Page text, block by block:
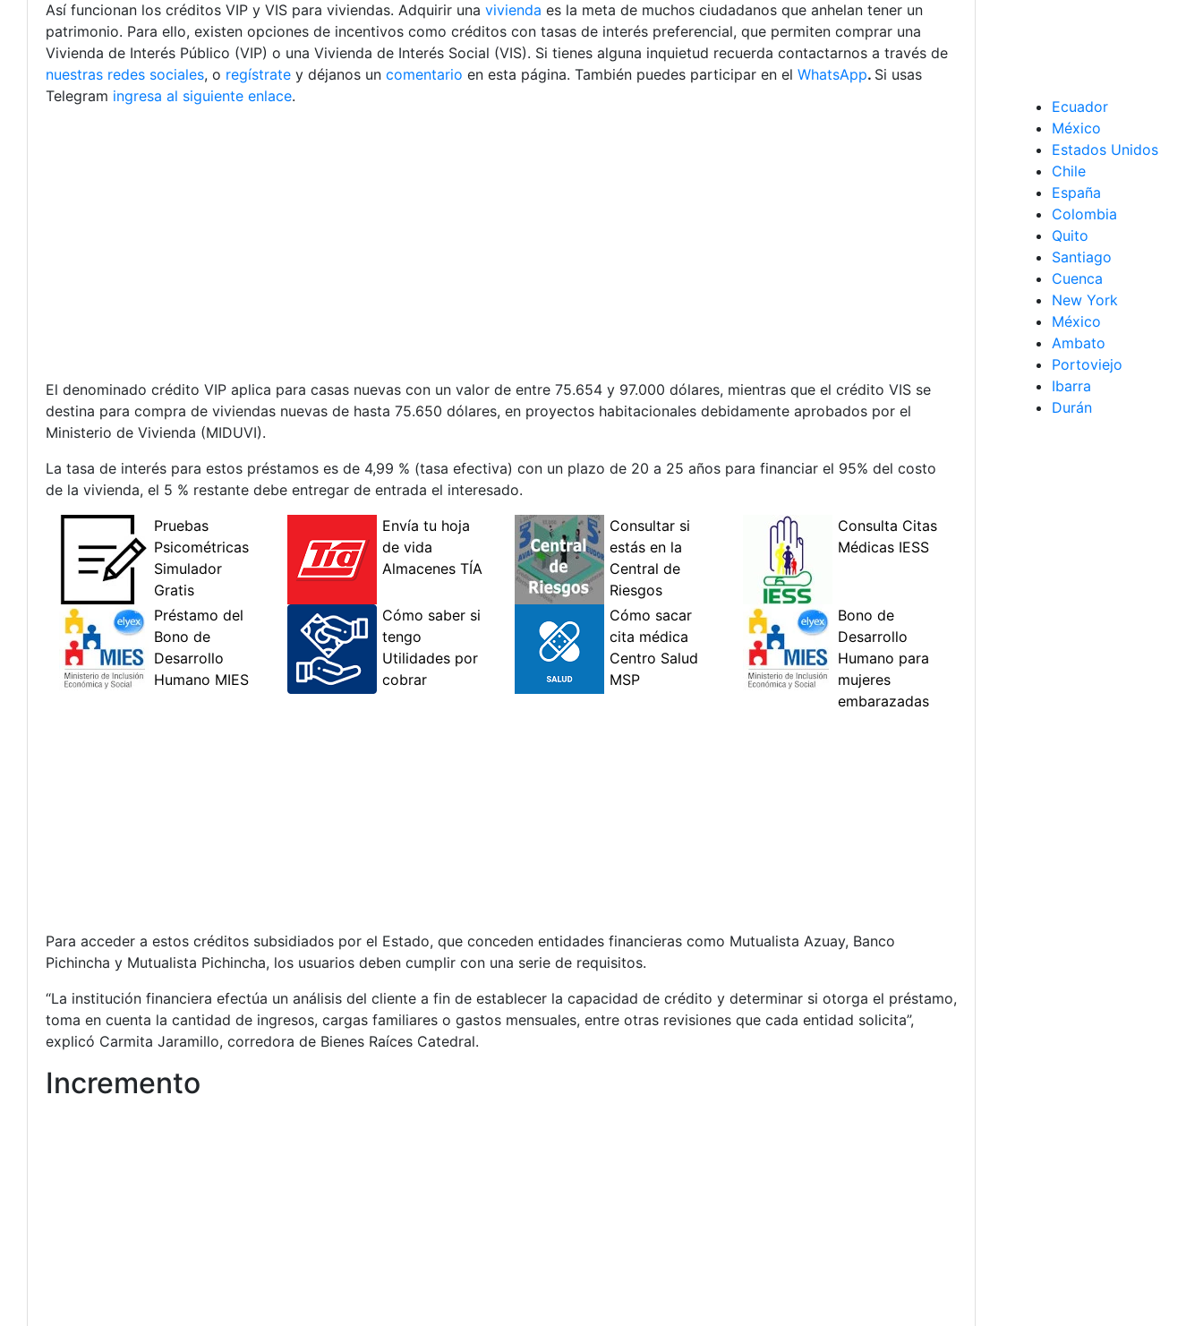
Así funcionan los créditos VIP y VIS para viviendas. Adquirir una vivienda es la meta de muchos ciudadanos que anhelan tener un
patrimonio. Para ello, existen opciones de incentivos como créditos con tasas de interés preferencial, que permiten comprar una
Vivienda de Interés Público (VIP) o una Vivienda de Interés Social (VIS). Si tienes alguna inquietud recuerda contactarnos a través de
nuestras redes sociales, o regístrate y déjanos un comentario en esta página. También puedes participar en el WhatsApp. Si usas
Telegram ingresa al siguiente enlace.
El denominado crédito VIP aplica para casas nuevas con un valor de entre 75.654 y 97.000 dólares, mientras que el crédito VIS se
destina para compra de viviendas nuevas de hasta 75.650 dólares, en proyectos habitacionales debidamente aprobados por el
Ministerio de Vivienda (MIDUVI).
La tasa de interés para estos préstamos es de 4,99 % (tasa efectiva) con un plazo de 20 a 25 años para financiar el 95% del costo
de la vivienda, el 5 % restante debe entregar de entrada el interesado.
Para acceder a estos créditos subsidiados por el Estado, que conceden entidades financieras como Mutualista Azuay, Banco
Pichincha y Mutualista Pichincha, los usuarios deben cumplir con una serie de requisitos.
“La institución financiera efectúa un análisis del cliente a fin de establecer la capacidad de crédito y determinar si otorga el préstamo,
toma en cuenta la cantidad de ingresos, cargas familiares o gastos mensuales, entre otras revisiones que cada entidad solicita”,
explicó Carmita Jaramillo, corredora de Bienes Raíces Catedral.
Incremento
Ecuador
México
Estados Unidos
Chile
España
Colombia
Quito
Santiago
Cuenca
New York
México
Ambato
Portoviejo
Ibarra
Durán